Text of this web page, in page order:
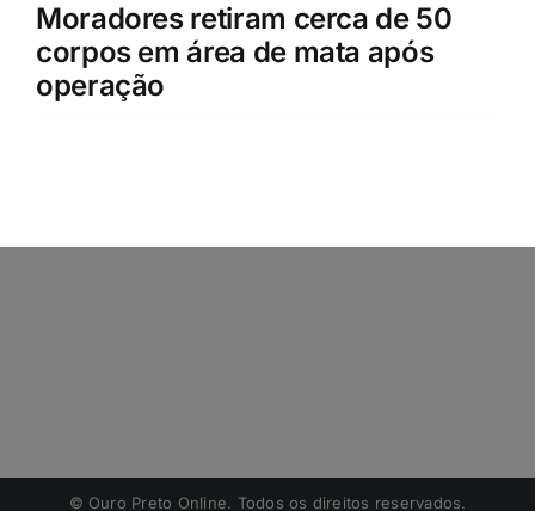
Moradores retiram cerca de 50
corpos em área de mata após
operação
©️ Ouro Preto Online. Todos os direitos reservados.